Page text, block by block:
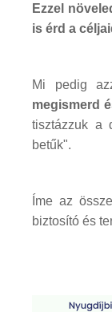
Ezzel
is érd a
Mi pedig
megismerd
tisztázzuk a
betűk".
Íme az
biztosító és